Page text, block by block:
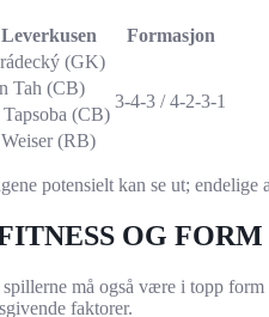
Formasjon
(GK)
3-4-3 / 4-2-3-1
Tah (CB)
(CB)
(RB)
potensielt kan se ut;
OG FORM
må også være i topp
faktorer.